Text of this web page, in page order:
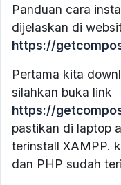
Panduan cara
dijelaskan di
https://
Pertama kita
silahkan buka link
https://
pastikan di laptop
terinstall XAMPP.
dan PHP sudah